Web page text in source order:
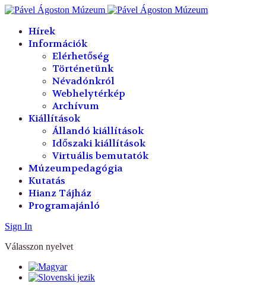
Hírek
Információk
Elérhetőség
Történetünk
Névadónkról
Webhelytérkép
Archívum
Kiállítások
Állandó kiállítások
Időszaki kiállítások
Virtuális bemutatók
Múzeumpedagógia
Kutatás
Hianz Tájház
Programajánló
Sign In
Válasszon nyelvet
év
hónap
év
hónap